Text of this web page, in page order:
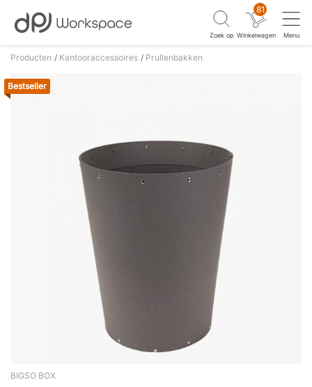
Zoek op
81
Winkelwagen Menu
Producten Kantooraccessoires Prullenbakken
Bestseller
BIGSO BOX